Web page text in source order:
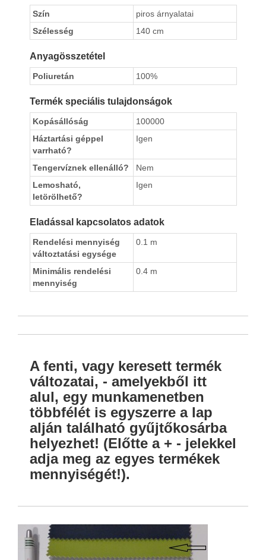
Szín
piros árnyalatai
Szélesség
140 cm
Anyagösszetétel
Poliuretán 100%
Termék speciális tulajdonságok
Kopásállóság
100000
Háztartási géppel
varrható?
Igen
Tengervíznek ellenálló?
Nem
Lemosható,
letörölhető?
Igen
Eladással kapcsolatos adatok
Rendelési mennyiség
változtatási egysége
0.1 m
Minimális rendelési
mennyiség
0.4 m
A fenti, vagy keresett termék
változatai, - amelyekből itt
alul, egy munkamenetben
többfélét is egyszerre a lap
alján található gyűjtőkosárba
helyezhet! (Előtte a + - jelekkel
adja meg az egyes termékek
mennyiségét!).